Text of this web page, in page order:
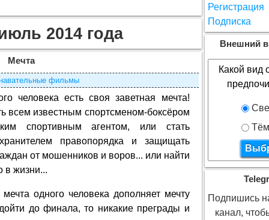
2014 года
Мечта
фильмы
человека есть своя заветная мечта!
всем известным спортсменом-боксёром
спортивным агентом, или стать
правопорядка и защищать
от мошенников и воров... или найти
в жизни...
одного человека дополняет мечту
до финала, то никакие преграды и
Регистрация
Подписка
Внешний
Какой вид
Подпишись
канал,